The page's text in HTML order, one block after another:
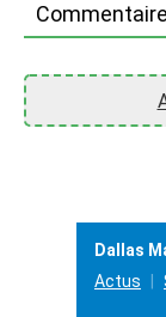
Dallas
Actus